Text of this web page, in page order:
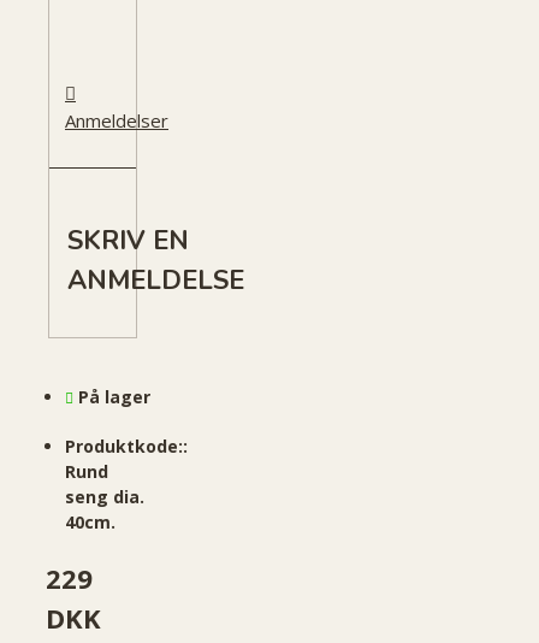
Anmeldelser
SKRIV EN
ANMELDELSE
229
DKK
På lager
Produktkode::
Rund
seng dia.
40cm.